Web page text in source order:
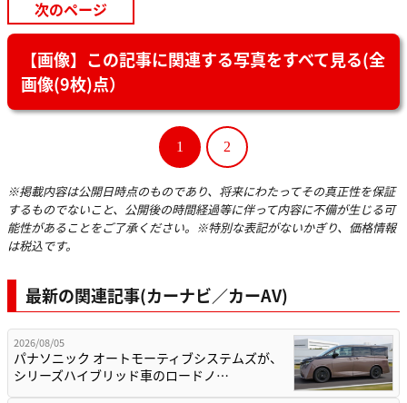
次のページ
【画像】この記事に関連する写真をすべて見る(全
画像(9枚)点）
1 2
※掲載内容は公開日時点のものであり、将来にわたってその真正性を保証
するものでないこと、公開後の時間経過等に伴って内容に不備が生じる可
能性があることをご了承ください。※特別な表記がないかぎり、価格情報
は税込です。
最新の関連記事(カーナビ／カーAV)
2026/08/05
パナソニック オートモーティブシステムズが、
シリーズハイブリッド車のロードノ…